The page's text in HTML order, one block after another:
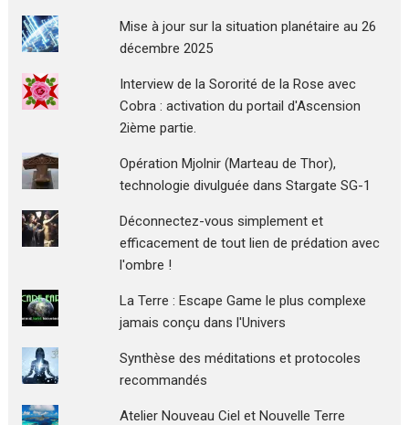
Mise à jour sur la situation planétaire au 26
décembre 2025
Interview de la Sororité de la Rose avec
Cobra : activation du portail d'Ascension
2ième partie.
Opération Mjolnir (Marteau de Thor),
technologie divulguée dans Stargate SG-1
Déconnectez-vous simplement et
efficacement de tout lien de prédation avec
l'ombre !
La Terre : Escape Game le plus complexe
jamais conçu dans l'Univers
Synthèse des méditations et protocoles
recommandés
Atelier Nouveau Ciel et Nouvelle Terre